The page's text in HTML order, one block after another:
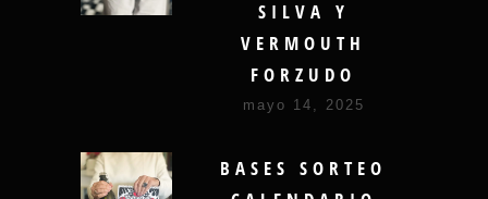
SILVA Y
VERMOUTH
FORZUDO
mayo 14, 2025
BASES SORTEO